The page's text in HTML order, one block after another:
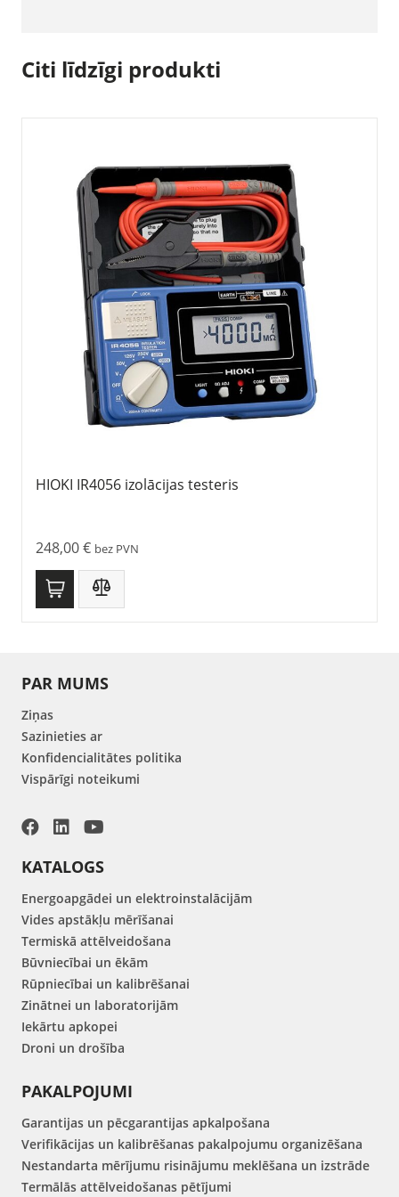
Citi līdzīgi produkti
HIOKI IR4056 izolācijas testeris
248,00€ bez PVN
PAR MUMS
Ziņas
Sazinieties ar
Konfidencialitātes politika
Vispārīgi noteikumi
KATALOGS
Energoapgādei un elektroinstalācijām
Vides apstākļu mērīšanai
Termiskā attēlveidošana
Būvniecībai un ēkām
Rūpniecībai un kalibrēšanai
Zinātnei un laboratorijām
Iekārtu apkopei
Droni un drošība
PAKALPOJUMI
Garantijas un pēcgarantijas apkalpošana
Verifikācijas un kalibrēšanas pakalpojumu organizēšana
Nestandarta mērījumu risinājumu meklēšana un izstrāde
Termālās attēlveidošanas pētījumi